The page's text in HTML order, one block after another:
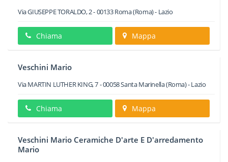
Via GIUSEPPE TORALDO, 2-00133Roma(Roma) - Lazio
Chiama Mappa
Veschini Mario
Via MARTIN LUTHER KING, 7-00058Santa Marinella(Roma) -Lazio
Chiama Mappa
Veschini Mario Ceramiche D'arte E D'arredamento
Mario